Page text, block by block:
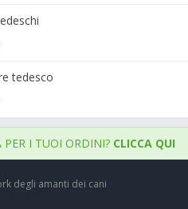
tedesco
PER I TUOI ORDINI? CLICCA QUI
degli amanti dei cani